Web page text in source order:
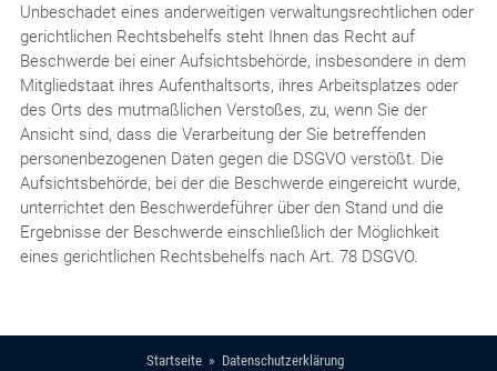
Unbeschadet eines anderweitigen verwaltungsrechtlichen oder
gerichtlichen Rechtsbehelfs steht Ihnen das Recht auf
Beschwerde bei einer Aufsichtsbehörde, insbesondere in dem
Mitgliedstaat ihres Aufenthaltsorts, ihres Arbeitsplatzes oder
des Orts des mutmaßlichen Verstoßes, zu, wenn Sie der
Ansicht sind, dass die Verarbeitung der Sie betreffenden
personenbezogenen Daten gegen die DSGVO verstößt. Die
Aufsichtsbehörde, bei der die Beschwerde eingereicht wurde,
unterrichtet den Beschwerdeführer über den Stand und die
Ergebnisse der Beschwerde einschließlich der Möglichkeit
eines gerichtlichen Rechtsbehelfs nach Art. 78 DSGVO.
Startseite Datenschutzerklärung